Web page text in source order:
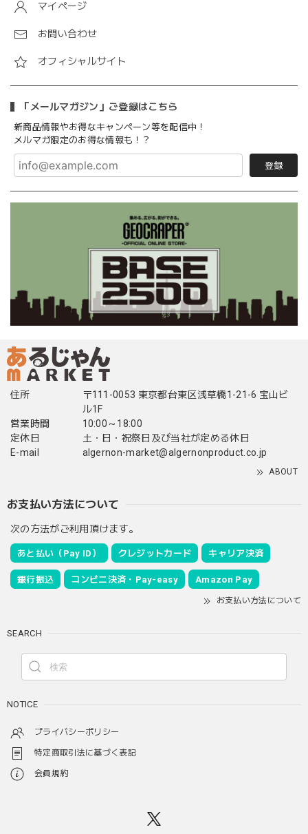
マイページ
お問い合わせ
オフィシャルサイト
「メールマガジン」ご登録はこちら
新商品情報やお得なキャンペーン等を配信中！
メルマガ限定のお得な情報も！？
登録
住所
〒111-0053 東京都台東区浅草橋1-21-6 宝山ビ
ル1F
営業時間
10:00～18:00
定休日
土・日・祝祭日及び当社が定める休日
E-mail
algernon-market@algernonproduct.co.jp
ABOUT
お支払い方法について
次の方法がご利用頂けます。
あと払い（Pay ID） クレジットカード キャリア決済
銀行振込 コンビニ決済・Pay-easy Amazon Pay
お支払い方法について
SEARCH
NOTICE
プライバシーポリシー
特定商取引法に基づく表記
会員規約